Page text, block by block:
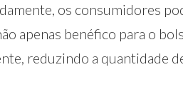
os consumidores
apenas benéfico para o
reduzindo a quantidade